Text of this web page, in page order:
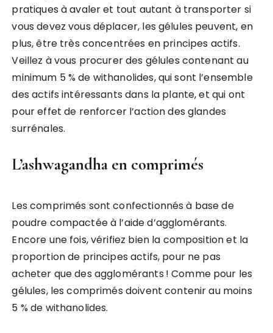
pratiques à avaler et tout autant à transporter si
vous devez vous déplacer, les gélules peuvent, en
plus, être très concentrées en principes actifs.
Veillez à vous procurer des gélules contenant au
minimum 5 % de withanolides, qui sont l’ensemble
des actifs intéressants dans la plante, et qui ont
pour effet de renforcer l’action des glandes
surrénales.
L’ashwagandha en comprimés
Les comprimés sont confectionnés à base de
poudre compactée à l’aide d’agglomérants.
Encore une fois, vérifiez bien la composition et la
proportion de principes actifs, pour ne pas
acheter que des agglomérants ! Comme pour les
gélules, les comprimés doivent contenir au moins
5 % de withanolides.